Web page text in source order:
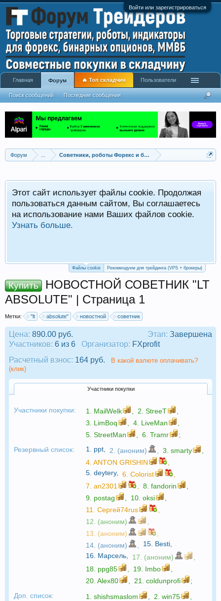
Войти или зарегистрироваться
Форум Советники, роботы Форекс и бинарных опционов
Этот сайт использует файлы cookie. Продолжая
пользоваться данным сайтом, Вы соглашаетесь
на использование нами Ваших файлов cookie.
Узнать больше.
Файлы cookie Рекомендуем для трейдинга (VPS + брокеры)
Купить
НОВОСТНОЙ СОВЕТНИК "LT
ABSOLUTE" | Страница 1
Метки: "lt absolute" новостной советник
Этап: Завершена
Цена: 890.00 руб.
Участников: 6 из 6 Организатор: FXprofit
Расчетный взнос: 164 руб.
В какой валюте оплачивать?
(клик)
Участники покупки
Участники покупки: 1. MailWelk 2. StreeT
3. LimBoq 4. LiveMan
5. StreetMan 6. Tramr
;
Резервный список:
1. ppt 2. (аноним) 3. smarty
4. ANTON GRISHIN
5. deytery, 6. Colorist
7. an2301 8. fandorin
9. postag 10. oksi
11. Сергей74rus
12. (аноним)
13. (аноним)
14. (аноним)
15. Besti
16. Марсель 17. (аноним)
18. ppg85 19. Imbo
20. Alex80 21. coldunprofi
;
Доп. список:
1. shishsmaslom 2. win75
Главная Форум
Поиск сообщений Последние сообщения
🔥 Топ складчин Пользователи